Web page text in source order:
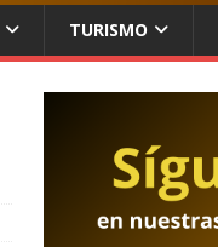
TURISMO